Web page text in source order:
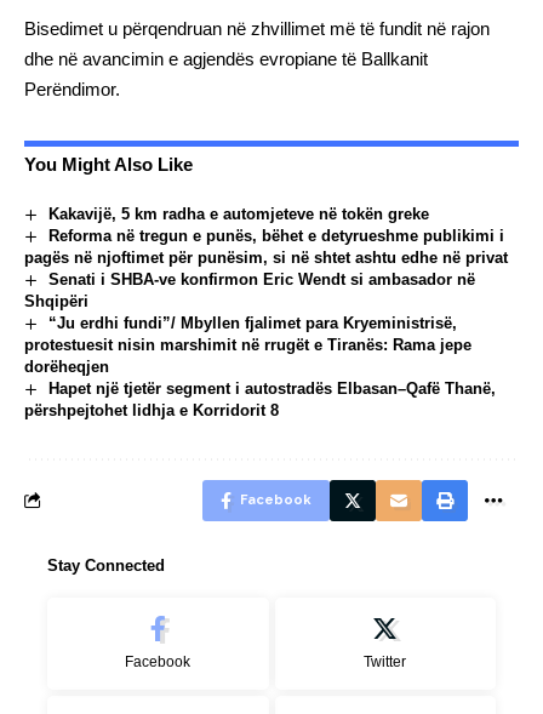
Bisedimet u përqendruan në zhvillimet më të fundit në rajon
dhe në avancimin e agjendës evropiane të Ballkanit
Perëndimor.
You Might Also Like
Kakavijë, 5 km radha e automjeteve në tokën greke
Reforma në tregun e punës, bëhet e detyrueshme publikimi i
pagës në njoftimet për punësim, si në shtet ashtu edhe në privat
Senati i SHBA-ve konfirmon Eric Wendt si ambasador në
Shqipëri
“Ju erdhi fundi”/ Mbyllen fjalimet para Kryeministrisë,
protestuesit nisin marshimit në rrugët e Tiranës: Rama jepe
dorëheqjen
Hapet një tjetër segment i autostradës Elbasan–Qafë Thanë,
përshpejtohet lidhja e Korridorit 8
Facebook
Stay Connected
Facebook Twitter